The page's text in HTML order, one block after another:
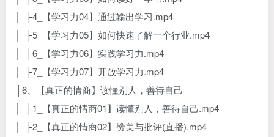
│ ├4_【学习力04】通过输出学习.mp4
│ ├5_【学习力05】如何快速了解一个行业.mp4
│ ├6_【学习力06】实践学习力.mp4
│ ├7_【学习力07】开放学习力.mp4
├6、【真正的情商】读懂别人，善待自己
│ ├1_【真正的情商01】读懂别人，善待自己.mp4
│ ├2_【真正的情商02】赞美与批评(直播).mp4